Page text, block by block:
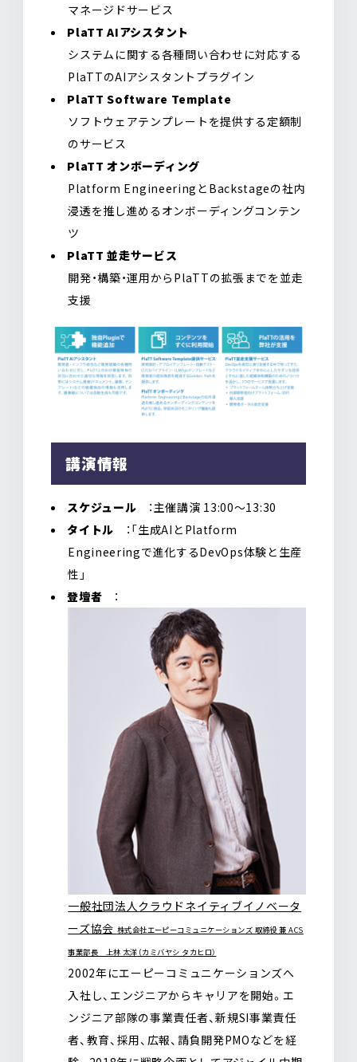
マネージドサービス
PlaTT AIアシスタント
システムに関する各種問い合わせに対応する
PlaTTのAIアシスタントプラグイン
PlaTT Software Template
ソフトウェアテンプレートを提供する定額制
のサービス
PlaTT オンボーディング
Platform EngineeringとBackstageの社内
浸透を推し進めるオンボーディングコンテン
ツ
PlaTT 並走サービス
開発・構築・運用からPlaTTの拡張までを並走
支援
講演情報
スケジュール ：主催講演 13:00〜13:30
タイトル ：「生成AIとPlatform
Engineeringで進化するDevOps体験と生産
性」
登壇者 ：
一般社団法人クラウドネイティブイノベータ
ーズ協会 株式会社エーピーコミュニケーションズ 取締役 兼 ACS
事業部長 上林 太洋（カミバヤシ タカヒロ）
2002年にエーピーコミュニケーションズへ
入社し、エンジニアからキャリアを開始。エ
ンジニア部隊の事業責任者、新規SI事業責任
者、教育、採用、広報、請負開発PMOなどを経